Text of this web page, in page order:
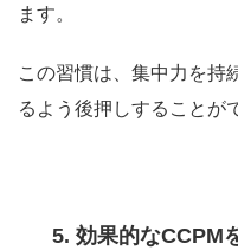
ます。
この習慣は、集中力を持
るよう後押しすることが
5. 効果的なCCPM